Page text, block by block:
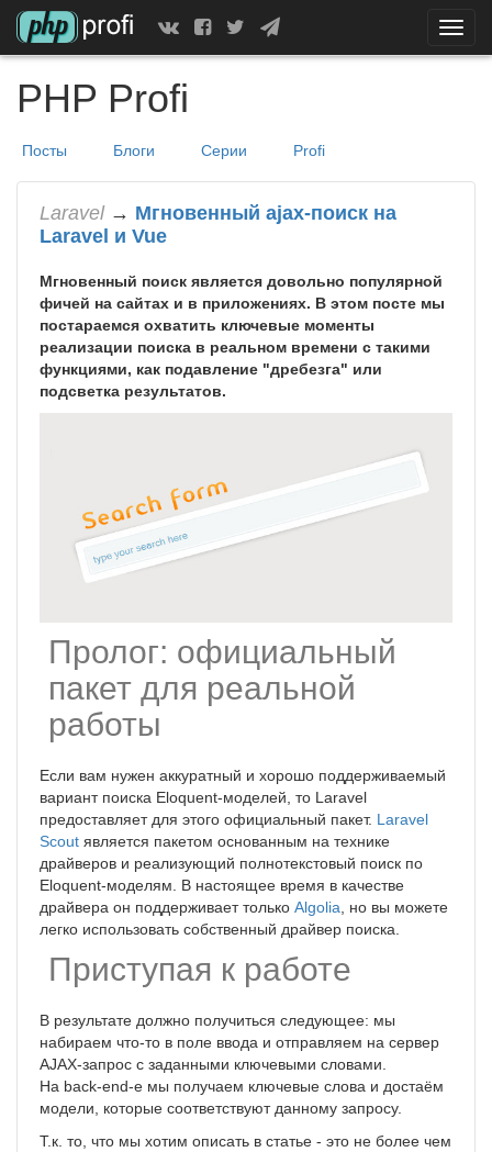
PHP Profi
Посты Блоги Серии Profi
Laravel→ Мгновенный ajax-поиск на
Laravel и Vue
Мгновенный поиск является довольно популярной
фичей на сайтах и в приложениях. В этом посте мы
постараемся охватить ключевые моменты
реализации поиска в реальном времени с такими
функциями, как подавление "дребезга" или
подсветка результатов.
Пролог: официальный
пакет для реальной
работы
Если вам нужен аккуратный и хорошо поддерживаемый
вариант поиска Eloquent-моделей, то Laravel
предоставляет для этого официальный пакет. Laravel
Scout является пакетом основанным на технике
драйверов и реализующий полнотекстовый поиск по
Eloquent-моделям. В настоящее время в качестве
драйвера он поддерживает только Algolia , но вы можете
легко использовать собственный драйвер поиска.
Приступая к работе
В результате должно получиться следующее: мы
набираем что-то в поле ввода и отправляем на сервер
AJAX-запрос с заданными ключевыми словами.
На back-end-е мы получаем ключевые слова и достаём
модели, которые соответствуют данному запросу.
Т.к. то, что мы хотим описать в статье - это не более чем